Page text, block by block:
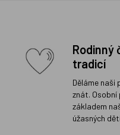
Rodinný
tradicí
Děláme naši
znát. Osobní
základem
úžasných